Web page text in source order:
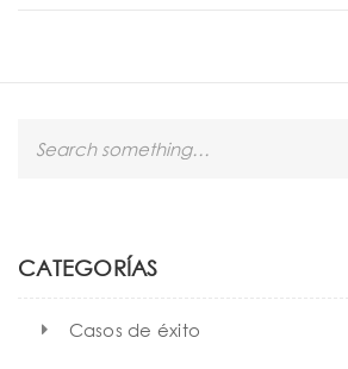
h
CATEGORÍAS
Casos de éxito